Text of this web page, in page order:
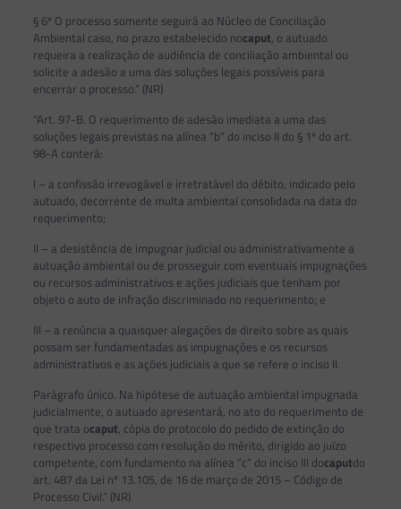
§ 6º O processo somente seguirá ao Núcleo de Conciliação
Ambiental caso, no prazo estabelecido nocaput, o autuado
requeira a realização de audiência de conciliação ambiental ou
solicite a adesão a uma das soluções legais possíveis para
encerrar o processo.” (NR)
“Art. 97-B. O requerimento de adesão imediata a uma das
soluções legais previstas na alínea “b” do inciso II do § 1º do art.
98-A conterá:
I – a confissão irrevogável e irretratável do débito, indicado pelo
autuado, decorrente de multa ambiental consolidada na data do
requerimento;
II – a desistência de impugnar judicial ou administrativamente a
autuação ambiental ou de prosseguir com eventuais impugnações
ou recursos administrativos e ações judiciais que tenham por
objeto o auto de infração discriminado no requerimento; e
III – a renúncia a quaisquer alegações de direito sobre as quais
possam ser fundamentadas as impugnações e os recursos
administrativos e as ações judiciais a que se refere o inciso II.
Parágrafo único. Na hipótese de autuação ambiental impugnada
judicialmente, o autuado apresentará, no ato do requerimento de
que trata ocaput, cópia do protocolo do pedido de extinção do
respectivo processo com resolução do mérito, dirigido ao juízo
competente, com fundamento na alínea “c” do inciso III docaputdo
art. 487 da Lei nº 13.105, de 16 de março de 2015 – Código de
Processo Civil.” (NR)